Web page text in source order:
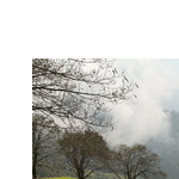
書房集
日記簿